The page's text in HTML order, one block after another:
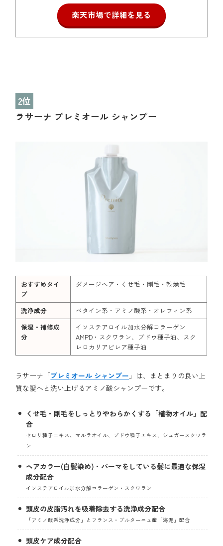
楽天市場で詳細を見る
2位
ラサーナ プレミオール シャンプー
おすすめタイ
プ
ダメージヘア・くせ毛・剛毛・乾燥毛
洗浄成分
ベタイン系・アミノ酸系・オレフィン系
保湿・補修成
分
イソステアロイル加水分解コラーゲン
AMPD・スクワラン、ブドウ種子油、スク
レロカリアビレア種子油
ラサーナ「プレミオール シャンプー 」は、まとまりの良い上
質な髪へと洗い上げるアミノ酸シャンプーです。
くせ毛・剛毛をしっとりやわらかくする「植物オイル」配
合
セロリ種子エキス、マルラオイル、ブドウ種子エキス、シュガースクワラ
ン
ヘアカラー(白髪染め)・パーマをしている髪に最適な保湿
成分配合
イソステアロイル加水分解コラーゲン・スクワラン
頭皮の皮脂汚れを吸着除去する洗浄成分配合
「アミノ酸系洗浄成分」とフランス・ブルターニュ産「海泥」配合
頭皮ケア成分配合